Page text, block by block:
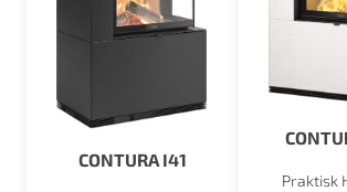
CONTURA I41
Praktisk